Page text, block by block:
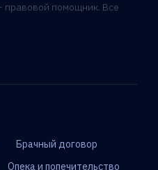
правовой помощник. Все
Брачный договор
Опека и попечительство